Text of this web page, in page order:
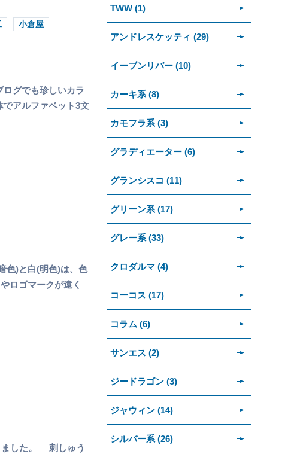
小倉屋
グでも珍しいカラ
アルファベット3文
色)と白(明色)は、色
ロゴマークが遠く
ました。 刺しゅう
TWW (1)
アンドレスケッティ (29)
イーブンリバー (10)
カーキ系 (8)
カモフラ系 (3)
グラディエーター (6)
グランシスコ (11)
グリーン系 (17)
グレー系 (33)
クロダルマ (4)
コーコス (17)
コラム (6)
サンエス (2)
ジードラゴン (3)
ジャウィン (14)
シルバー系 (26)